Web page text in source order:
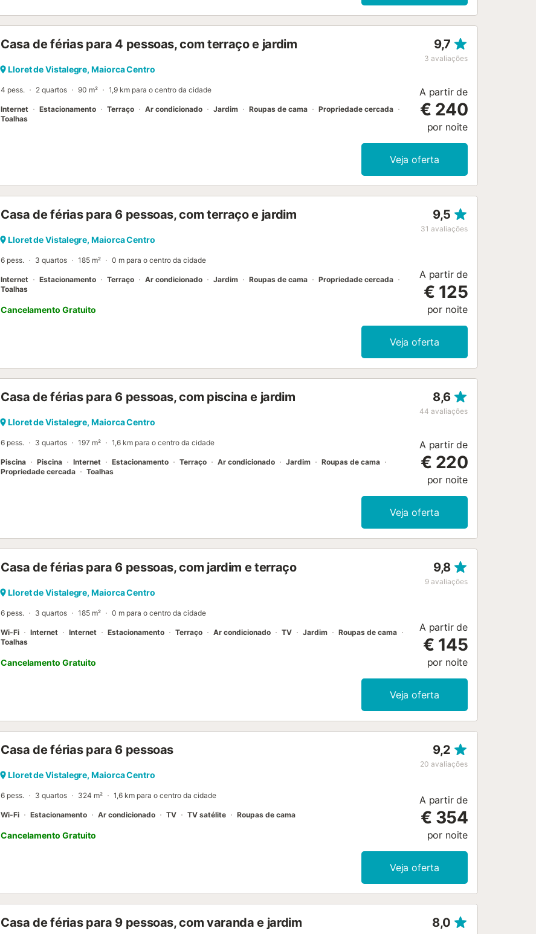
Casa de férias para 4 pessoas, com terraço e jardim 9,7
3 avaliações
Lloret de Vistalegre, Maiorca Centro
4 pess. 2 quartos 90 m² 1,9 km para o centro da cidade
Internet Estacionamento Terraço Ar condicionado Jardim Roupas de cama
Propriedade cercada
Toalhas
A partir de
€ 240
por noite
Veja oferta
Casa de férias para 6 pessoas, com terraço e jardim 9,5
31 avaliações
Lloret de Vistalegre, Maiorca Centro
6 pess. 3 quartos 185 m² 0 m para o centro da cidade
Internet Estacionamento Terraço Ar condicionado Jardim Roupas de cama
Propriedade cercada
Toalhas
Cancelamento Gratuito
A partir de
€ 125
por noite
Veja oferta
Casa de férias para 6 pessoas, com piscina e jardim 8,6
44 avaliações
Lloret de Vistalegre, Maiorca Centro
6 pess. 3 quartos 197 m² 1,6 km para o centro da cidade
Piscina Piscina Internet Estacionamento Terraço Ar condicionado Jardim
Roupas de cama
Propriedade cercada
Toalhas
A partir de
€ 220
por noite
Veja oferta
Casa de férias para 6 pessoas, com jardim e terraço 9,8
9 avaliações
Lloret de Vistalegre, Maiorca Centro
6 pess. 3 quartos 185 m² 0 m para o centro da cidade
Wi-Fi Internet Internet Estacionamento Terraço Ar condicionado TV Jardim
Roupas de cama
Toalhas
Cancelamento Gratuito
A partir de
€ 145
por noite
Veja oferta
Casa de férias para 6 pessoas 9,2
20 avaliações
Lloret de Vistalegre, Maiorca Centro
6 pess. 3 quartos 324 m² 1,6 km para o centro da cidade
Wi-Fi Estacionamento Ar condicionado TV TV satélite Roupas de cama
Cancelamento Gratuito
A partir de
€ 354
por noite
Veja oferta
Casa de férias para 9 pessoas, com varanda e jardim 8,0